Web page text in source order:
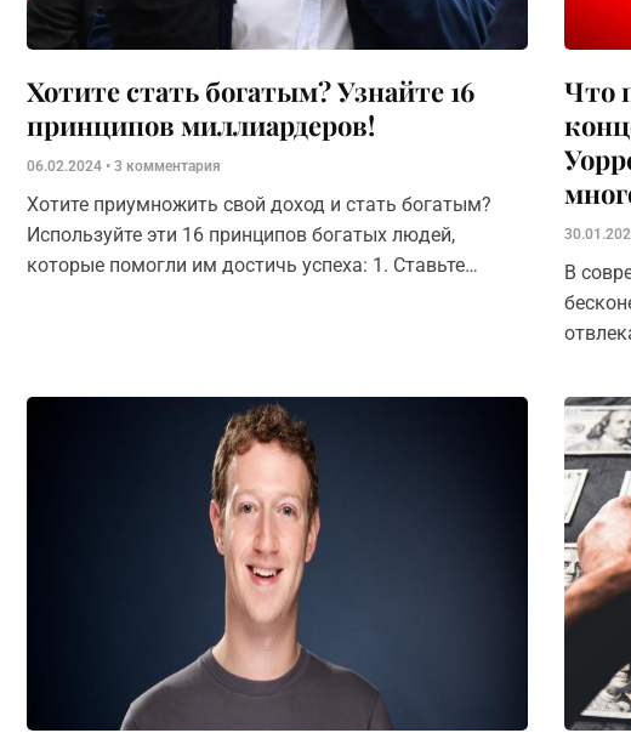
Хотите стать богатым? Узнайте 16
принципов миллиардеров!
06.02.2024 3 комментария
Хотите приумножить свой доход и стать богатым?
Используйте эти 16 принципов богатых людей,
которые помогли им достичь успеха: 1. Ставьте
Что
В